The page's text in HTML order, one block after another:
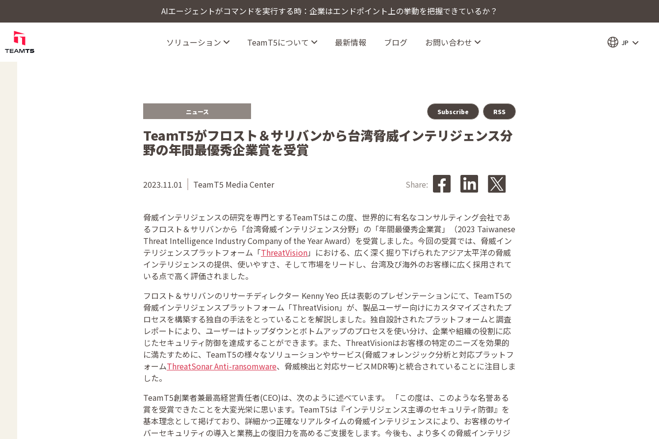
AIエージェントがコマンドを実行する時：企業はエンドポイント上の挙動を把握できているか？
ソリューション TeamT5について 最新情報 ブログ お問い合わせ JP
ニュース Subscribe RSS
TeamT5がフロスト＆サリバンから台湾脅威インテリジェンス分
野の年間最優秀企業賞を受賞
2023.11.01 TeamT5 Media Center Share:
脅威インテリジェンスの研究を専門とするTeamT5はこの度、世界的に有名なコンサルティング会社であ
るフロスト＆サリバンから「台湾脅威インテリジェンス分野」の「年間最優秀企業賞」（2023 Taiwanese
Threat Intelligence Industry Company of the Year Award）を受賞しました。今回の受賞では、脅威イン
テリジェンスプラットフォーム「ThreatVision」における、広く深く掘り下げられたアジア太平洋の脅威
インテリジェンスの提供、使いやすさ、そして市場をリードし、台湾及び海外のお客様に広く採用されて
いる点で高く評価されました。
フロスト＆サリバンのリサーチディレクター Kenny Yeo 氏は表彰のプレゼンテーションにて、TeamT5の
脅威インテリジェンスプラットフォーム「ThreatVision」が、製品ユーザー向けにカスタマイズされたプ
ロセスを構築する独自の手法をとっていることを解説しました。独自設計されたプラットフォームと調査
レポートにより、ユーザーはトップダウンとボトムアップのプロセスを使い分け、企業や組織の役割に応
じたセキュリティ防御を達成することができます。また、ThreatVisionはお客様の特定のニーズを効果的
に満たすために、TeamT5の様々なソリューションやサービス(脅威フォレンジック分析と対応プラットフ
ォームThreatSonar Anti-ransomware、脅威検出と対応サービスMDR等)と統合されていることに注目しま
した。
TeamT5創業者兼最高経営責任者(CEO)は、次のように述べています。 「この度は、このような名誉ある
賞を受賞できたことを大変光栄に思います。TeamT5は『インテリジェンス主導のセキュリティ防御』を
基本理念として掲げており、詳細かつ正確なリアルタイムの脅威インテリジェンスにより、お客様のサイ
バーセキュリティの導入と業務上の復旧力を高めるご支援をします。今後も、より多くの脅威インテリジ